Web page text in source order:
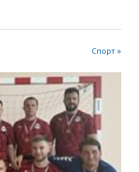
Спорт »